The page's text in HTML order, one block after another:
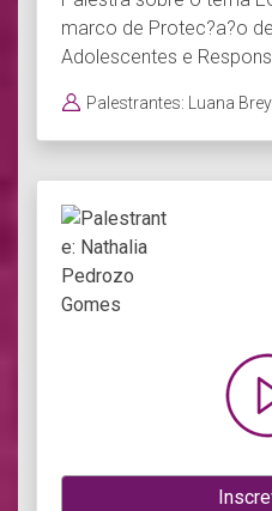
marco de Protec?a?o
Adolescentes e
Palestrantes: Luana